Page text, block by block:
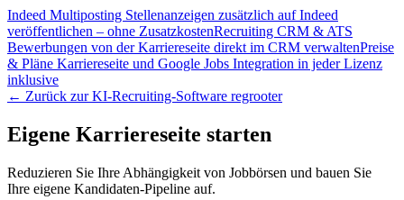
Indeed Multiposting Stellenanzeigen zusätzlich auf Indeed
veröffentlichen – ohne ZusatzkostenRecruiting CRM & ATS
Bewerbungen von der Karriereseite direkt im CRM verwaltenPreise
& Pläne Karriereseite und Google Jobs Integration in jeder Lizenz
inklusive
← Zurück zurKI-Recruiting-Software regrooter
Eigene Karriereseite starten
Reduzieren Sie Ihre Abhängigkeit von Jobbörsen und bauen Sie
Ihre eigene Kandidaten-Pipeline auf.